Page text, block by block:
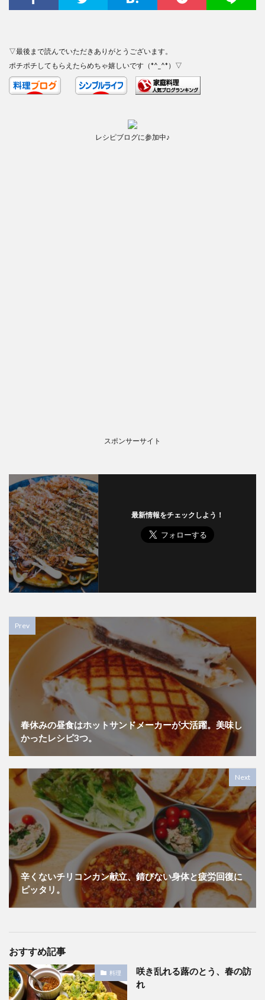
▽最後まで読んでいただきありがとうございます。
ポチポチしてもらえたらめちゃ嬉しいです（*^_^*）▽
レシピブログに参加中♪
スポンサーサイト
最新情報をチェックしよう！
Prev
春休みの昼食はホットサンドメーカーが大活躍。美味し
かったレシピ3つ。
Next
辛くないチリコンカン献立、錆びない身体と疲労回復に
ピッタリ。
おすすめ記事
料理
咲き乱れる蕗のとう、春の訪
れ